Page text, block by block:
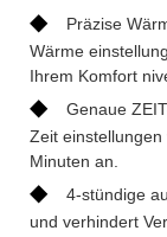
◆
Präzise
Wärme
Ihrem Komfort
◆
Genaue
Zeit
Minuten an.
◆
4-stündige
und verhindert